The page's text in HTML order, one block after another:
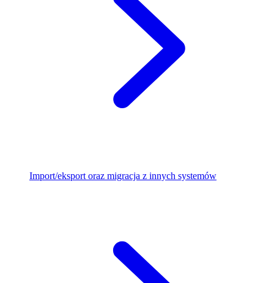
Import/eksport oraz migracja z innych systemów